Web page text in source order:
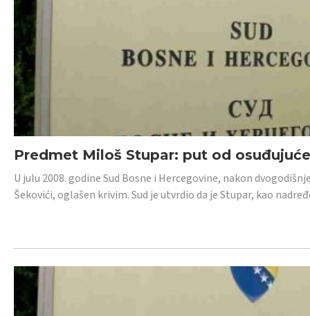
Predmet Miloš Stupar: put od
U julu 2008. godine Sud Bosne i Hercegovine, nakon
Šekovići, oglašen krivim. Sud je utvrdio da je Stupar, kao